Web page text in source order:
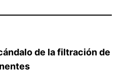
de la filtración de